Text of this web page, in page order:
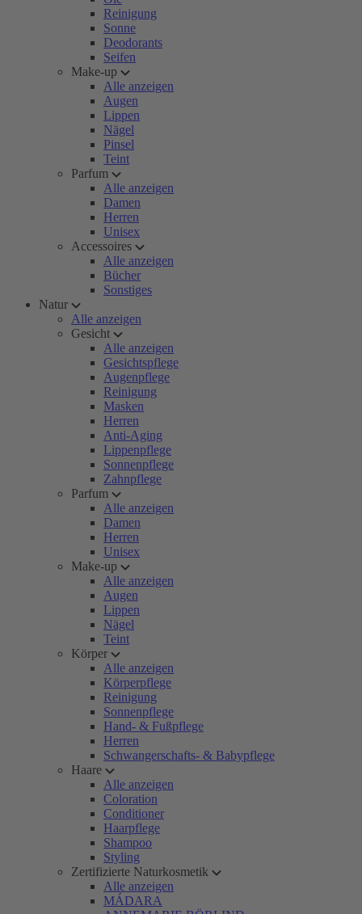
Reinigung
Sonne
Deodorants
Seifen
Make-up
Alle anzeigen
Augen
Lippen
Nägel
Pinsel
Teint
Parfum
Alle anzeigen
Damen
Herren
Unisex
Accessoires
Alle anzeigen
Bücher
Sonstiges
Natur
Alle anzeigen
Gesicht
Alle anzeigen
Gesichtspflege
Augenpflege
Reinigung
Masken
Herren
Anti-Aging
Lippenpflege
Sonnenpflege
Zahnpflege
Parfum
Alle anzeigen
Damen
Herren
Unisex
Make-up
Alle anzeigen
Augen
Lippen
Nägel
Teint
Körper
Alle anzeigen
Körperpflege
Reinigung
Sonnenpflege
Hand- & Fußpflege
Herren
Schwangerschafts- & Babypflege
Haare
Alle anzeigen
Coloration
Conditioner
Haarpflege
Shampoo
Styling
Zertifizierte Naturkosmetik
Alle anzeigen
MÁDARA